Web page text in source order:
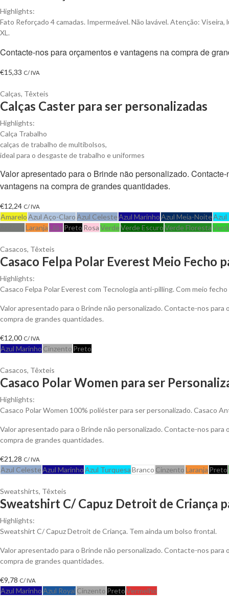
Highlights:
Fato Reforçado 4 camadas. Impermeável. Não lavável. Atenção:
XL.
Contacte-nos para orçamentos e vantagens na compra de
€15,33 C/ IVA
Calças, Têxteis
Calças Caster para ser personalizadas
Highlights:
Calça Trabalho
calças de trabalho de multibolsos,
ideal para o desgaste de trabalho e uniformes
Valor apresentado para o Brinde não personalizado.
vantagens na compra de grandes quantidades.
€12,24 C/ IVA
AmareloAzul Aço-ClaroAzul CelesteAzul MarinhoAzul Meia-NoiteAzul
Laranja Lilás Preto RosaVerdeVerde EscuroVerde Floresta
Casacos, Têxteis
Casaco Felpa Polar Everest Meio Fecho
Highlights:
Casaco Felpa Polar Everest com Tecnologia anti-pilling. Com meio
Valor apresentado para o Brinde não personalizado. Contacte-nos para
compra de grandes quantidades.
€12,00 C/ IVA
Azul Marinho Cinzento Preto
Casacos, Têxteis
Casaco Polar Women para ser
Highlights:
Casaco Polar Women 100% poliéster para ser personalizado. Casaco
Valor apresentado para o Brinde não personalizado. Contacte-nos para
compra de grandes quantidades.
€21,28 C/ IVA
Azul CelesteAzul MarinhoAzul TurquesaBranco CinzentoLaranja Preto
Sweatshirts, Têxteis
Sweatshirt C/ Capuz Detroit de Criança
Highlights:
Sweatshirt C/ Capuz Detroit de Criança. Tem ainda um bolso frontal.
Valor apresentado para o Brinde não personalizado. Contacte-nos para
compra de grandes quantidades.
€9,78 C/ IVA
Azul MarinhoAzul Royal Cinzento PretoVermelho